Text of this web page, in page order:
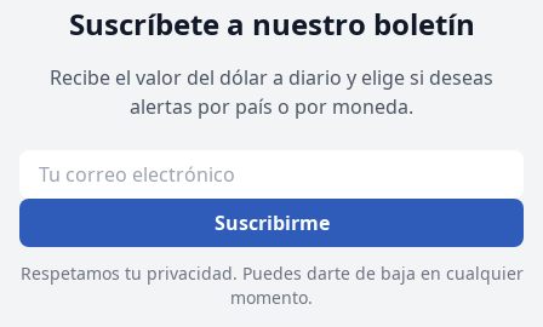
Suscríbete a nuestro boletín
Recibe el valor del dólar a diario y elige si deseas
alertas por país o por moneda.
Suscribirme
Respetamos tu privacidad. Puedes darte de baja en cualquier
momento.